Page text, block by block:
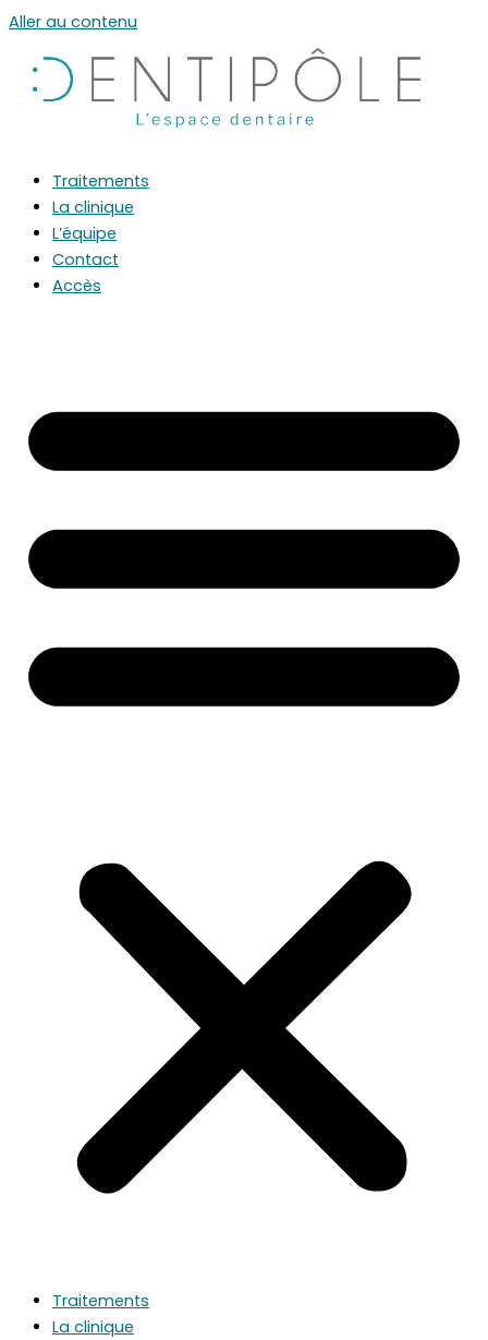
Aller au contenu
Traitements
La clinique
L’équipe
Contact
Accès
Traitements
La clinique